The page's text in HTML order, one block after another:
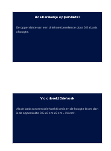
Hoe bereken je oppervlakte?
De oppervlakte van een driehoek bereken je door 0.5 x basis
x hoogte.
Voorbeeld: Driehoek
Als de basis van een driehoek 6 cm is en de hoogte 8 cm, dan
is de oppervlakte 0.5 x 6 cm x 8 cm = 24 cm².